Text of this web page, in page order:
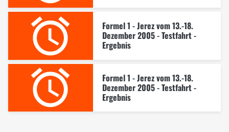
Formel 1 - Jerez vom 13.-18.
Dezember 2005 - Testfahrt -
Ergebnis
Formel 1 - Jerez vom 13.-18.
Dezember 2005 - Testfahrt -
Ergebnis